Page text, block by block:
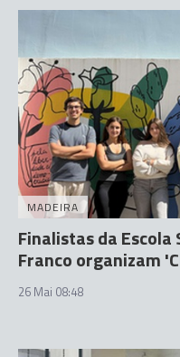
MADEIRA
Finalistas da Escola
Franco organizam
26 Mai 08:48